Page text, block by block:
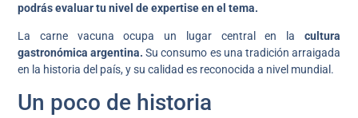
podrás evaluar tu nivel de expertise en el tema.
La carne vacuna ocupa un lugar central en la cultura
gastronómica argentina.Su consumo es una tradición arraigada
en la historia del país, y su calidad es reconocida a nivel mundial.
Un poco de historia